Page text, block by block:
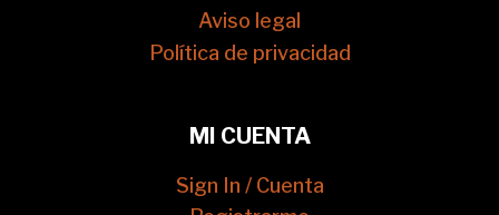
Aviso legal
Política de privacidad
MI CUENTA
Sign In / Cuenta